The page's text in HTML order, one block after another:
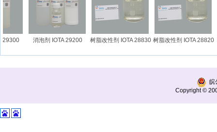
消泡剂 IOTA 29200 树脂改性剂 IOTA 28830 树脂改性剂 IOTA 28820
皖
Copyright ©